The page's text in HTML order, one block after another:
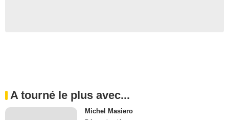
A tourné le plus avec...
Michel Masiero